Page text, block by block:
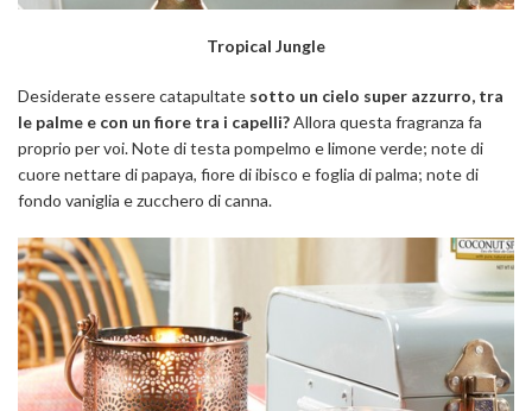
Tropical Jungle
Desiderate essere catapultate sotto un cielo super azzurro, tra
le palme e con un fiore tra i capelli?Allora questa fragranza fa
proprio per voi. Note di testa pompelmo e limone verde; note di
cuore nettare di papaya, fiore di ibisco e foglia di palma; note di
fondo vaniglia e zucchero di canna.